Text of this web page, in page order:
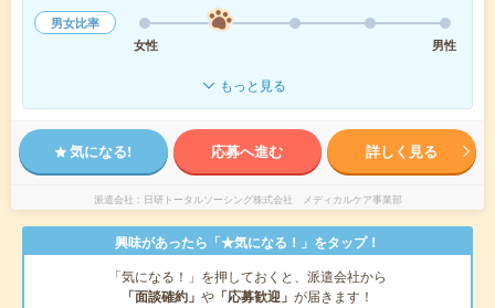
男女比率
女性
男性
もっと見る
気になる! 応募へ進む 詳しく見る
派遣会社 日研トータルソーシング株式会社 メディカルケア事業部
興味があったら「★気になる！」をタップ！
「気になる！」を押しておくと、派遣会社から
「面談確約」 や 「応募歓迎」 が届きます！